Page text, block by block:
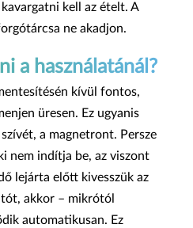
kell az ételt. A
ne akadjon.
a használatánál?
kívül fontos,
üresen. Ez ugyanis
a magnetront. Persze
nem indítja be, az viszont
lejárta előtt kivesszük az
akkor – mikrótól
automatikusan. Ez